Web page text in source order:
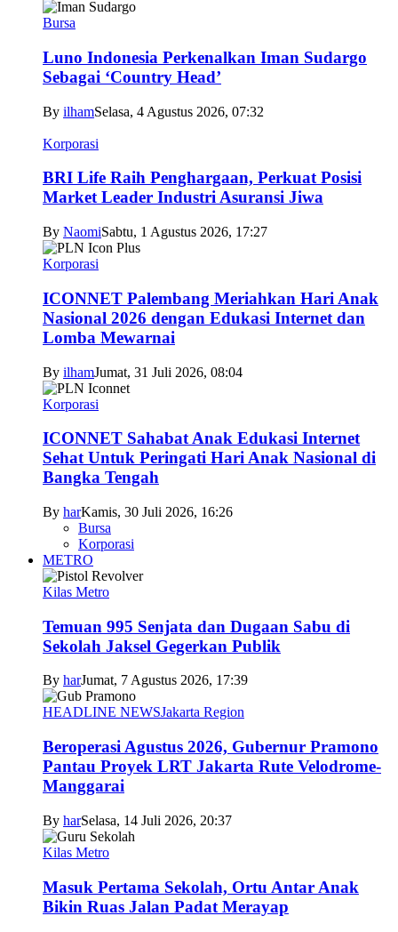
Bursa
Luno Indonesia Perkenalkan Iman Sudargo
Sebagai ‘Country Head’
By ilhamSelasa, 4 Agustus 2026, 07:32
Korporasi
BRI Life Raih Penghargaan, Perkuat Posisi
Market Leader Industri Asuransi Jiwa
By NaomiSabtu, 1 Agustus 2026, 17:27
Korporasi
ICONNET Palembang Meriahkan Hari Anak
Nasional 2026 dengan Edukasi Internet dan
Lomba Mewarnai
By ilhamJumat, 31 Juli 2026, 08:04
Korporasi
ICONNET Sahabat Anak Edukasi Internet
Sehat Untuk Peringati Hari Anak Nasional di
Bangka Tengah
By harKamis, 30 Juli 2026, 16:26
Bursa
Korporasi
METRO
Kilas Metro
Temuan 995 Senjata dan Dugaan Sabu di
Sekolah Jaksel Gegerkan Publik
By harJumat, 7 Agustus 2026, 17:39
HEADLINE NEWSJakarta Region
Beroperasi Agustus 2026, Gubernur Pramono
Pantau Proyek LRT Jakarta Rute Velodrome-
Manggarai
By harSelasa, 14 Juli 2026, 20:37
Kilas Metro
Masuk Pertama Sekolah, Ortu Antar Anak
Bikin Ruas Jalan Padat Merayap